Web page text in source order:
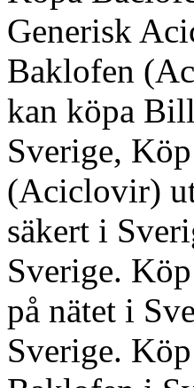
Generisk
Baklofen
kan köpa
Sverige,
(Aciclovir)
säkert i
Sverige.
på nätet i
Sverige.